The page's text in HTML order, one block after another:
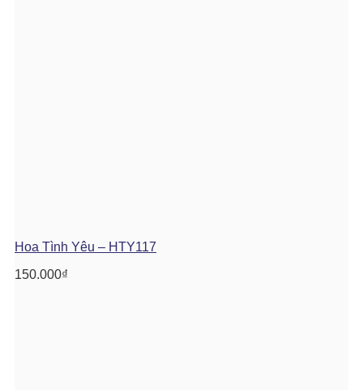
Hoa Tình Yêu – HTY117
150.000₫